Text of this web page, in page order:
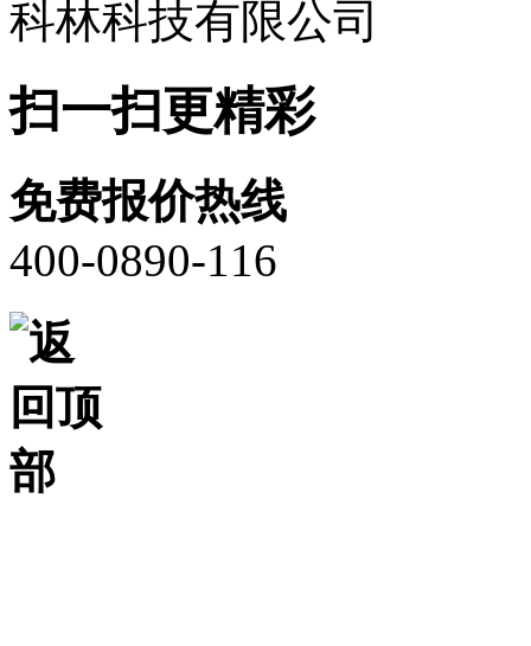
扫一扫更精彩
免费报价热线
400-0890-116